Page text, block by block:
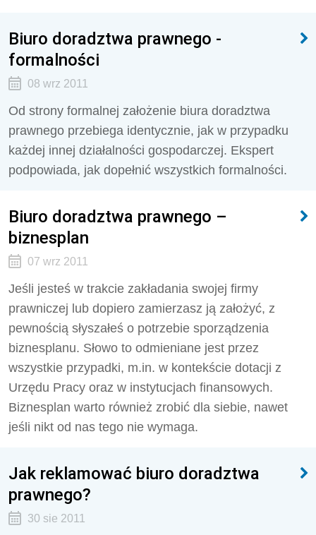
Biuro doradztwa prawnego -
formalności
08 wrz 2011
Od strony formalnej założenie biura doradztwa
prawnego przebiega identycznie, jak w przypadku
każdej innej działalności gospodarczej. Ekspert
podpowiada, jak dopełnić wszystkich formalności.
Biuro doradztwa prawnego –
biznesplan
07 wrz 2011
Jeśli jesteś w trakcie zakładania swojej firmy
prawniczej lub dopiero zamierzasz ją założyć, z
pewnością słyszałeś o potrzebie sporządzenia
biznesplanu. Słowo to odmieniane jest przez
wszystkie przypadki, m.in. w kontekście dotacji z
Urzędu Pracy oraz w instytucjach finansowych.
Biznesplan warto również zrobić dla siebie, nawet
jeśli nikt od nas tego nie wymaga.
Jak reklamować biuro doradztwa
prawnego?
30 sie 2011